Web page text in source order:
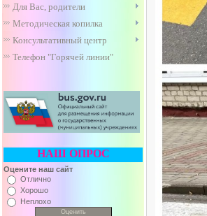
Для Вас, родители
Методическая копилка
Консультативный центр
Телефон "Горячей линии"
НАШ ОПРОС
Оцените наш сайт
Отлично
Хорошо
Неплохо